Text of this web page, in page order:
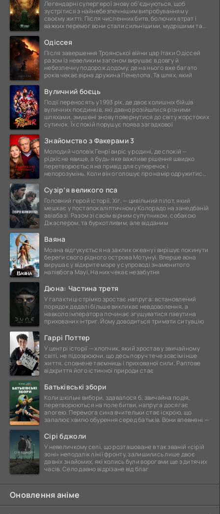
Легендарні супергерої знову об'єднуються, щоб
зустрітися з найнебезпечнішим випробуванням у
своєму житті. Після численних битв, болючих втрат і
важких перемог вони стали сильнішими, мудрішими та
Одіссея
Після завершення Троянської війни цар Ітаки Одіссей
разом із невеликим загоном вирушає в довгу й
небезпечну подорож додому, де на нього вже багато
років чекає вірна дружина Пенелопа. Та шлях, який
Вуличний боєць
Події переносять у 1993 рік, де двоє колишніх бійців
вуличних поєдинків, які давно розійшлися різними
шляхами, змушені знову повернутися до світу жорстоких
сутичок. Їх спокій порушує поява загадкової
Знайомство з Факерами 3
Молодий чоловік Генрі виріс у родині, де спокій —
рідкісне явище, а будь-яке важливе рішення швидко
перетворюється на привід для суперечок і
непорозумінь. Коли він оголошує про намір одружитися,
Сузір’я великого пса
Головний герой історії, Хіг, — цивільний пілот, який
мешкає у постапокаліптичному Колорадо на занедбаній
авіабазі. Разом зі своїм вірним супутником, собакою
Джаспером, та буркотливим, але відданим
Ваяна
Моана відгукується на заклик океану і вирішує покинути
береги свого рідного острова Мотунуї. Вперше вона
вирушає у відкрите море у супроводі знаменитого
напівбога Мауї. На них чекає незабутня
Дюна: Частина третя
У галактиці стрімко зростає напруга: встановлений
порядок дедалі більше викликає невдоволення, а
навколо імператора починає згущуватися павутина
прихованих інтриг. Йому доводиться тримати ситуацію
Гаррі Поттер
У центрі історії — хлопчик, який зростав у звичайному
світі, не підозрюючи, що десь поруч тече зовсім інше
життя, сповнене таємниць і прихованої сили. Раптове
відкриття його істинної природи стає
Батьківські збори
Коли шкільні вибори, здавалося б, звичайна подія,
перетворюються на поле битви, напруга досягає
апогею. Перемога сина вчительки стає іскрою, що
запалює хвилю обурення серед батьків. Вони впевнені —
Сірі бджоли
У невеличкому селі, що розташоване в так званій «сірій
зоні» неподалік лінії фронту, залишились лише двоє
давніх знайомих, які колись були ворогами ще з дитячих
часів. Село давно відрізане від благ
Оновлення аніме